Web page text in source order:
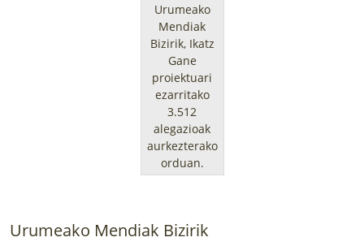
Urumeako
Mendiak
Bizirik, Ikatz
Gane
proiektuari
ezarritako
3.512
alegazioak
aurkezterako
orduan.
Urumeako Mendiak Bizirik